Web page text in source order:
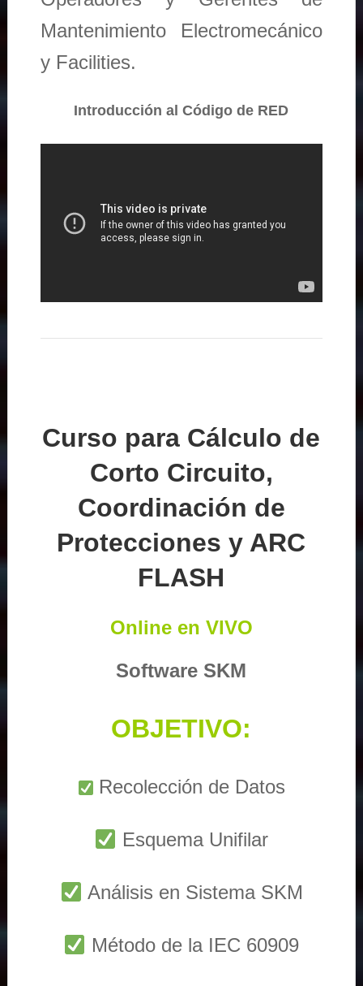
Mantenimiento Electromecánico
y Facilities.
Introducción al Código de RED
Curso para Cálculo de
Corto Circuito,
Coordinación de
Protecciones y ARC
FLASH
Online en VIVO
Software SKM
OBJETIVO:
Recolección de Datos
Esquema Unifilar
Análisis en Sistema SKM
Método de la IEC 60909